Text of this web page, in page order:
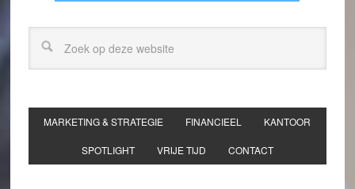
MARKETING & STRATEGIE FINANCIEEL KANTOOR
SPOTLIGHT VRIJE TIJD CONTACT